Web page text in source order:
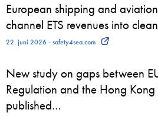
European shipping and
channel ETS revenues into
22. juni 2026 - safety4sea.com
New study on gaps between
Regulation and the Hong
published…